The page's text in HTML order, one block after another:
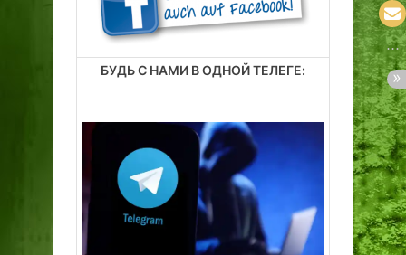
БУДЬ С НАМИ В ОДНОЙ ТЕЛЕГЕ: